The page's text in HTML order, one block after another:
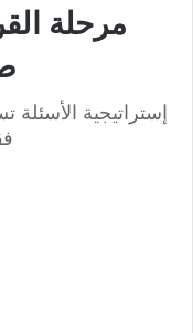
مرحلة
إستراتيجية